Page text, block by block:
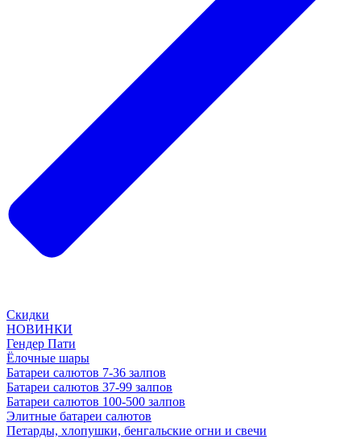
Скидки
НОВИНКИ
Гендер Пати
Ёлочные шары
Батареи салютов 7-36 залпов
Батареи салютов 37-99 залпов
Батареи салютов 100-500 залпов
Элитные батареи салютов
Петарды, хлопушки, бенгальские огни и свечи